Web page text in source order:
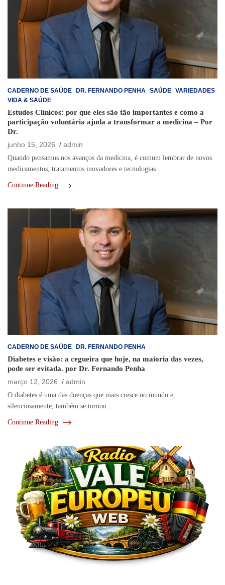
CADERNO DE SAÚDE DR. FERNANDO PENHA SAÚDE VARIEDADES
VIDA & SAÚDE
Estudos Clínicos: por que eles são tão importantes e como a
participação voluntária ajuda a transformar a medicina – Por
Dr.
junho 15, 2026
admin
Quando pensamos nos avanços da medicina, é comum lembrar de novos
medicamentos, tratamentos inovadores e tecnologias…
Continue Reading
CADERNO DE SAÚDE DR. FERNANDO PENHA
Diabetes e visão: a cegueira que hoje, na maioria das vezes,
pode ser evitada. por Dr. Fernando Penha
março 12, 2026
admin
O diabetes é uma das doenças que mais cresce no mundo e,
silenciosamente, também se tornou…
Continue Reading